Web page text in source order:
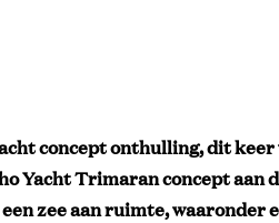
concept onthulling, dit keer
Yacht Trimaran concept aan
zee aan ruimte, waaronder